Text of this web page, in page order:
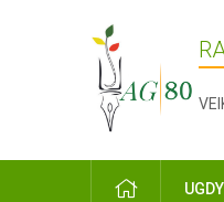
PRADŽIA